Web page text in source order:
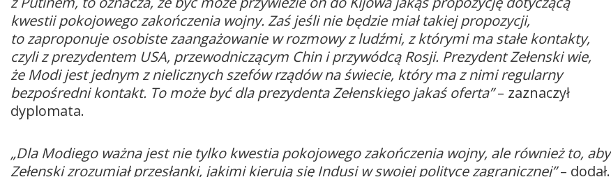
kwestii pokojowego zakończenia wojny. Zaś jeśli nie będzie miał takiej propozycji,
to zaproponuje osobiste zaangażowanie w rozmowy z ludźmi, z którymi ma stałe kontakty,
czyli z prezydentem USA, przewodniczącym Chin i przywódcą Rosji. Prezydent Zełenski wie,
że Modi jest jednym z nielicznych szefów rządów na świecie, który ma z nimi regularny
bezpośredni kontakt. To może być dla prezydenta Zełenskiego jakaś oferta”– zaznaczył
dyplomata.
„Dla Modiego ważna jest nie tylko kwestia pokojowego zakończenia wojny, ale również to, aby
Zełenski zrozumiał przesłanki, jakimi kierują się Indusi w swojej polityce zagranicznej”– dodał.